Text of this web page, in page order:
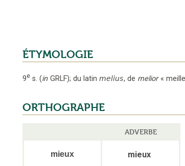
ÉTYMOLOGIE
9e s. (in GRLF); du latin melius, de melior «
ORTHOGRAPHE
ADVERBE
mieux mieux